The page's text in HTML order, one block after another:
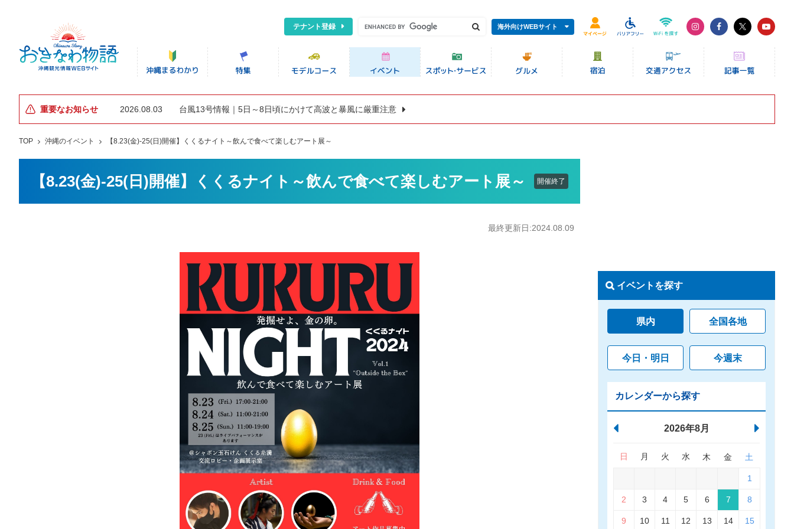
テナント登録 海外向けWEBサイト
重要なお知らせ 2026.08.03 台風13号情報｜5日～8日頃にかけて高波と暴風に厳重注意
TOP 沖縄のイベント 【8.23(金)-25(日)開催】くくるナイト～飲んで食べて楽しむアート展～
【8.23(金)-25(日)開催】くくるナイト～飲んで食べて楽しむアート展～ 開催終了
最終更新日:2024.08.09
イベントを探す
県内 全国各地
今日・明日 今週末
カレンダーから探す
2026年8月
日 月 火 水 木 金 土
1
2 3 4 5 6 7 8
9 10 11 12 13 14 15